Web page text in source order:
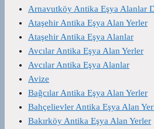
Arnavutköy Antika Eşya Alanlar
Ataşehir Antika Eşya Alan Yerler
Ataşehir Antika Eşya Alanlar
Avcılar Antika Eşya Alan Yerler
Avcılar Antika Eşya Alanlar
Avize
Bağcılar Antika Eşya Alan Yerler
Bahçelievler Antika Eşya Alan
Bakırköy Antika Eşya Alan Yerler